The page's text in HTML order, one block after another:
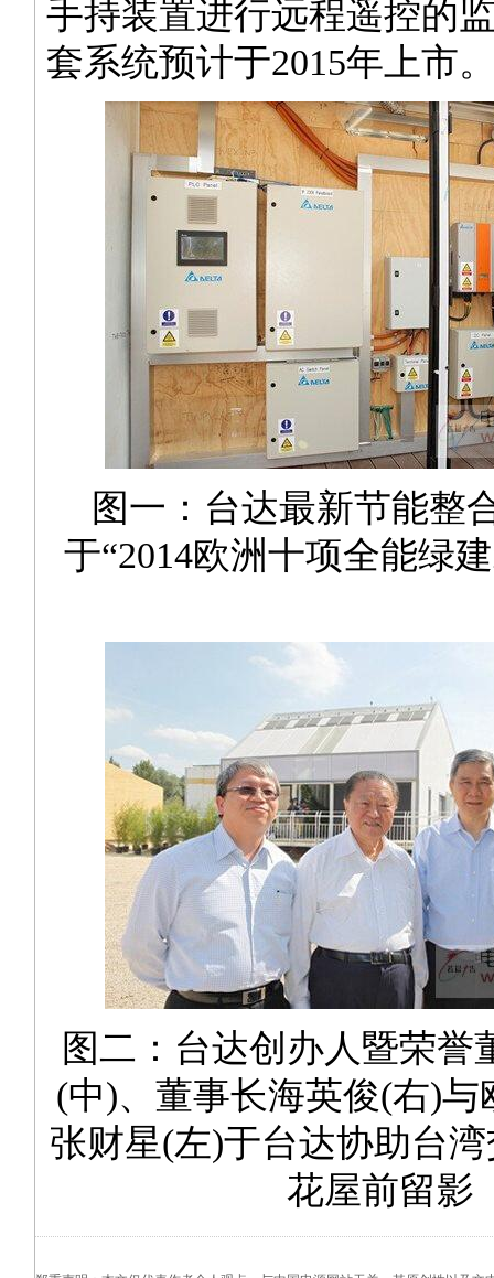
手持装置进行远程遥控的
套系统预计于2015年上市
图一：台达最新节能整
于“2014欧洲十项全能绿
图二：台达创办人暨荣誉
(中)、董事长海英俊(右)与
张财星(左)于台达协助台
花屋前留影